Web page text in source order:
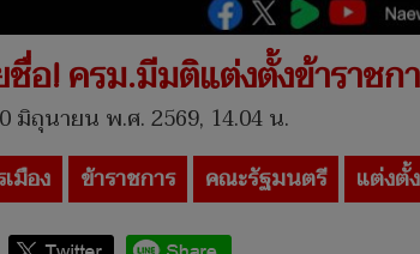
ชื่อ! ครม.มีมติแต่งตั้งข้าราช
มิถุนายน พ.ศ. 2569, 14.04 น.
มือง ข้าราชการ คณะรัฐมนตรี แต่งตั้ง